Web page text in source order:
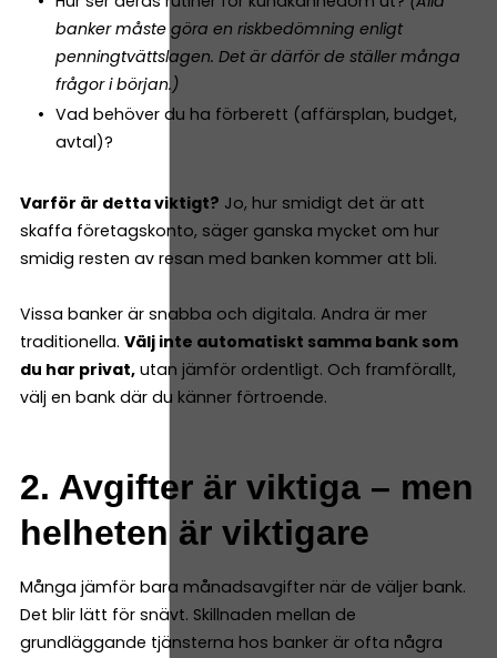
banker måste göra en riskbedömning enligt
penningtvättslagen. Det är därför de ställer många
frågor i början.)
Vad behöver du ha förberett (affärsplan, budget,
avtal)?
Varför är detta viktigt? Jo, hur smidigt det är att
skaffa företagskonto, säger ganska mycket om hur
smidig resten av resan med banken kommer att bli.
Vissa banker är snabba och digitala. Andra är mer
traditionella. Välj inte automatiskt samma bank som
du har privat, utan jämför ordentligt. Och framförallt,
välj en bank där du känner förtroende.
2. Avgifter är viktiga – men
helheten är viktigare
Många jämför bara månadsavgifter när de väljer bank.
Det blir lätt för snävt. Skillnaden mellan de
grundläggande tjänsterna hos banker är ofta några